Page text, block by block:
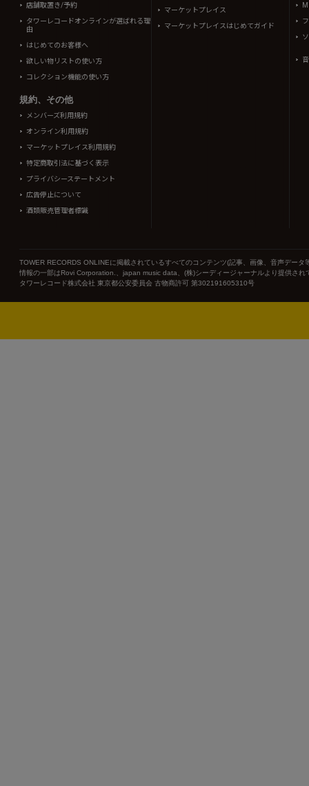
店舗取置き/予約
タワーレコードオンラインが選ばれる理
由
はじめてのお客様へ
欲しい物リストの使い方
コレクション機能の使い方
規約、その他
メンバーズ利用規約
オンライン利用規約
マーケットプレイス利用規約
特定商取引法に基づく表示
プライバシーステートメント
広告停止について
酒類販売管理者標識
マーケットプレイス
マーケットプレイスはじめてガイド
TOWER RECORDS ONLINEに掲載されているすべてのコンテンツ(記事、画像、音声デー
情報の一部はRovi Corporation.、japan music data、(株)シーディージャーナルより提供され
タワーレコード株式会社 東京都公安委員会 古物商許可 第302191605310号